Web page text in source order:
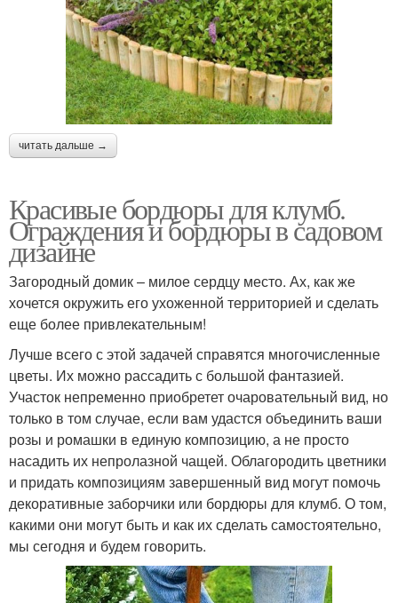
читать дальше →
Красивые бордюры для клумб.
Ограждения и бордюры в садовом
дизайне
Загородный домик – милое сердцу место. Ах, как же
хочется окружить его ухоженной территорией и сделать
еще более привлекательным!
Лучше всего с этой задачей справятся многочисленные
цветы. Их можно рассадить с большой фантазией.
Участок непременно приобретет очаровательный вид, но
только в том случае, если вам удастся объединить ваши
розы и ромашки в единую композицию, а не просто
насадить их непролазной чащей. Облагородить цветники
и придать композициям завершенный вид могут помочь
декоративные заборчики или бордюры для клумб. О том,
какими они могут быть и как их сделать самостоятельно,
мы сегодня и будем говорить.